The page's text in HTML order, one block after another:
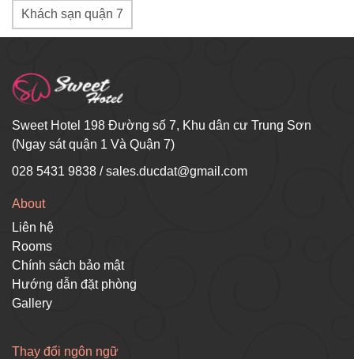
Khách sạn quận 7
Sweet Hotel 198 Đường số 7, Khu dân cư Trung Sơn
(Ngay sát quận 1 Và Quận 7)
028 5431 9838 /sales.ducdat@gmail.com
About
Liên hệ
Rooms
Chính sách bảo mật
Hướng dẫn đặt phòng
Gallery
Thay đổi ngôn ngữ